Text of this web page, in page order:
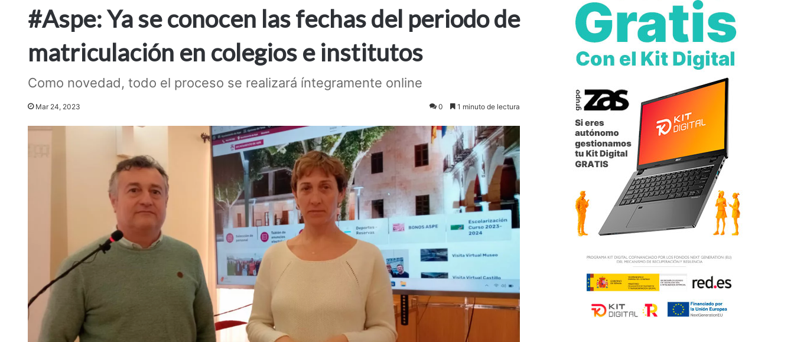
#Aspe: Ya se conocen las fechas del periodo de
matriculación en colegios e institutos
Como novedad, todo el proceso se realizará íntegramente online
Mar 24, 2023 0 1 minuto de lectura